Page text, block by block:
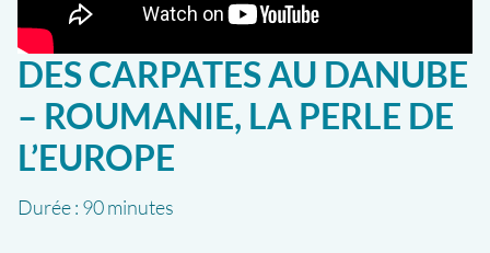
DES CARPATES AU DANUBE
– ROUMANIE, LA PERLE DE
L’EUROPE
Durée : 90 minutes